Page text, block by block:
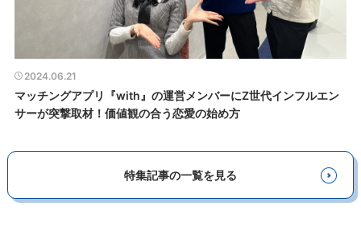
2024.06.21
マッチングアプリ『with』の運営メンバーにZ世代インフルエン
サーが突撃取材！価値観の合う恋愛の始め方
特集記事の一覧を見る